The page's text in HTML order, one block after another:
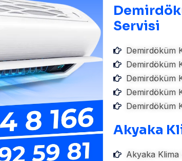
Servisi
Demirdöküm
Demirdöküm
Demirdöküm
Demirdöküm
Demirdöküm
Akyaka
Akyaka Klima